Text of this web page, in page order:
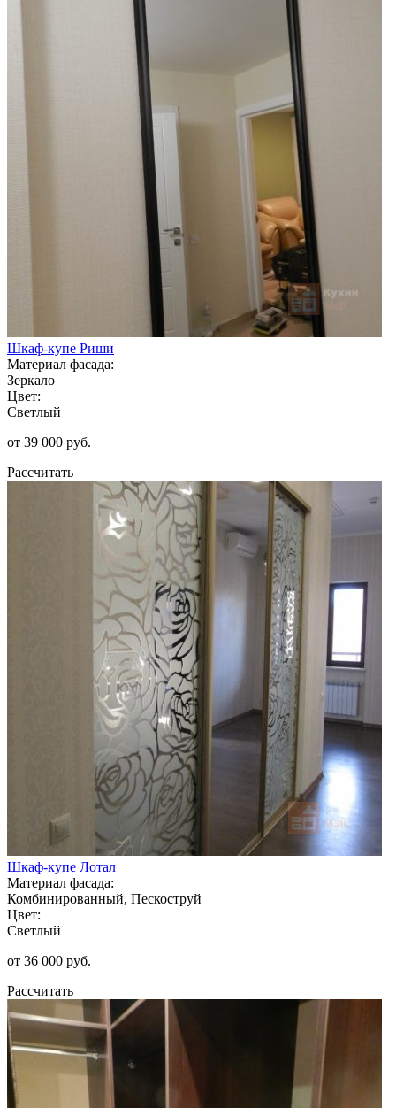
Шкаф-купе Риши
Материал фасада:
Зеркало
Цвет:
Светлый
от 39 000 руб.
Рассчитать
Шкаф-купе Лотал
Материал фасада:
Комбинированный, Пескоструй
Цвет:
Светлый
от 36 000 руб.
Рассчитать